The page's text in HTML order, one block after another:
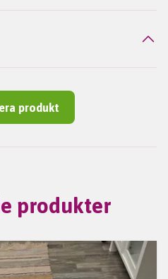
produkt
produkter